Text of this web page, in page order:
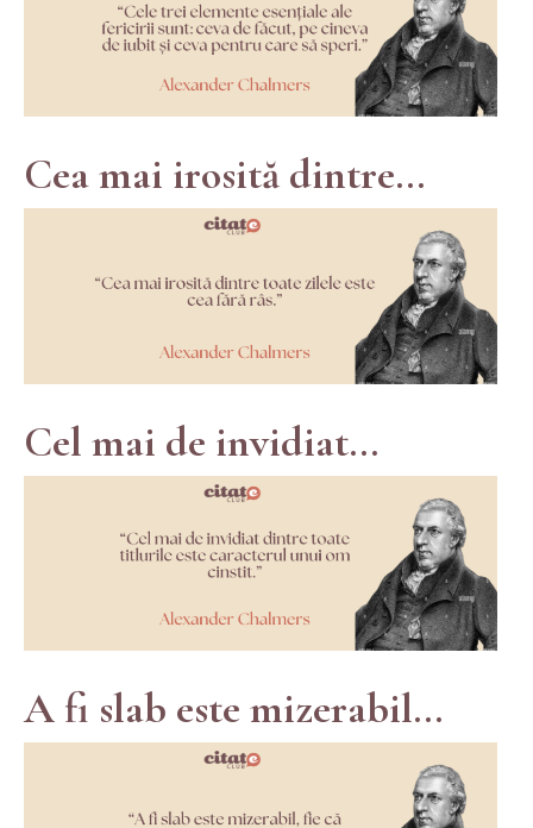
Cea mai irosită dintre...
Cel mai de invidiat...
A fi slab este mizerabil...